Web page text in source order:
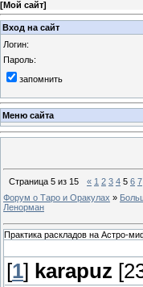
[Мой сайт]
Вход на сайт
Логин:
Пароль:
запомнить
Меню сайта
Страница 5 из 15 « 1 2 3 4 5 6 7
Форум о Таро и Оракулах »
Ленорман
Практика раскладов на Астро-
[1] karapuz